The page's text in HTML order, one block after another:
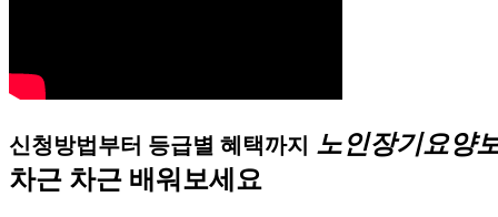
신청방법부터 등급별 혜택까지 노인장기요양
차근 차근 배워보세요